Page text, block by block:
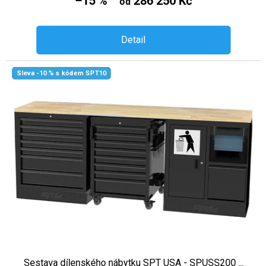
Detail
Sleva -10 % s kódem SPT10
Sestava dílenského nábytku SPT USA - SPUSS200 ...